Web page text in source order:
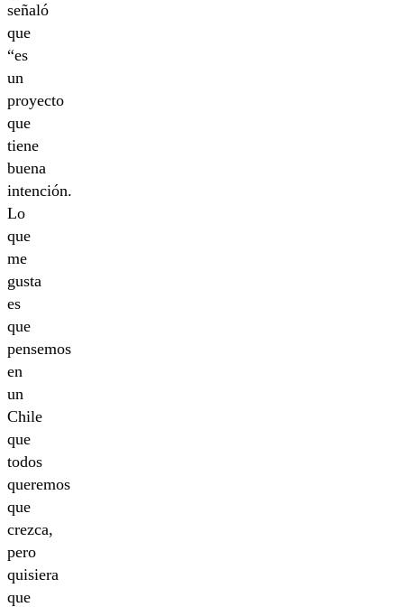
señaló
que
“es
un
proyecto
que
tiene
buena
intención.
Lo
que
me
gusta
es
que
pensemos
en
un
Chile
que
todos
queremos
que
crezca,
pero
quisiera
que